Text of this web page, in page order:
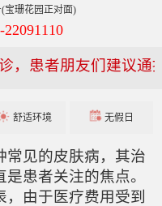
宝珊花园正对面)
，患者朋友们建议通
舒适环境 无假日
常见的皮肤病，其治
患者关注的焦点。
由于医疗费用受到